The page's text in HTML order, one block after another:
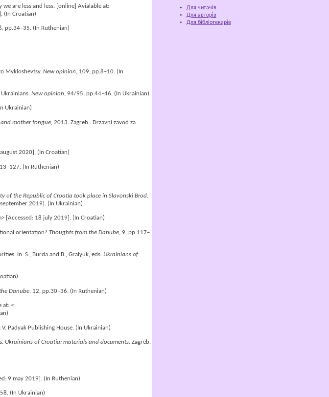
Для читачів
Для авторів
Для бібліотекарів
are less and less. [online] Avialable at:
(In Croatian)
pp.34–35. (In Ruthenian)
Mykloshevtsy.New opinion
, 109, pp.8–10. (In
Ukrainians.New opinion, 94/95, pp.44–46. (In Ukrainian)
Ukrainian)
mother tongue, 2013. Zagreb : Drzavni zavod za
august 2020]. (In Croatian)
(In Ruthenian)
of the Republic of Croatia took place in Slavonski Brod.
2019]. (In Ukrainian)
> [Accessed: 18 july 2019]. (In Croatian)
orientation?Thoughts from the Danube , 9, pp.117–
In: S., Burda and B., Gralyuk, eds. Ukrainians of
Danube, 12, pp.30–36. (In Ruthenian)
at: <
Padyak Publishing House. (In Ukrainian)
Ukrainians of Croatia: materials and documents. Zagreb,
9 may 2019]. (In Ruthenian)
(In Ukrainian)